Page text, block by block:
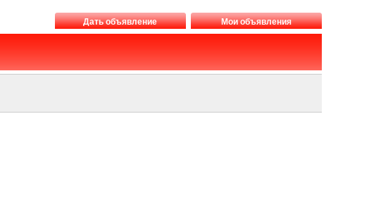
Дать объявление Мои объявления